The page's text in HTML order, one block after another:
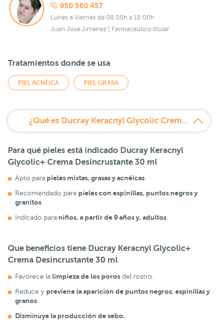
950 560 457
Lunes a Viernes de 08:00h a 18:00h
Juan José Jiménez | Farmacéutico titular
Tratamientos donde se usa
PIEL ACNÉICA PIEL GRASA
¿Qué es Ducray Keracnyl Glycolic Crema Desincrustante 30ml?
Para qué pieles está indicado Ducray Keracnyl
Glycolic+ Crema Desincrustante 30 ml
Apto para pieles mixtas, grasas y acnéicas.
Recomendado para pieles con espinillas, puntos negros y
granitos.
Indicado para niños, a partir de 9 años y, adultos.
Que beneficios tiene Ducray Keracnyl Glycolic+
Crema Desincrustante 30 ml
Favorece la limpieza de los poros del rostro.
Reduce y previene la aparición de puntos negros, espinillas y
granos
Disminuye la producción de sebo.